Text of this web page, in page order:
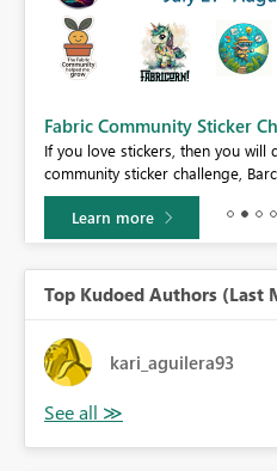
Fabric Community Sticker
If you love stickers, then you
community sticker challenge,
Learn more
Top Kudoed Authors (Last
kari_aguilera93